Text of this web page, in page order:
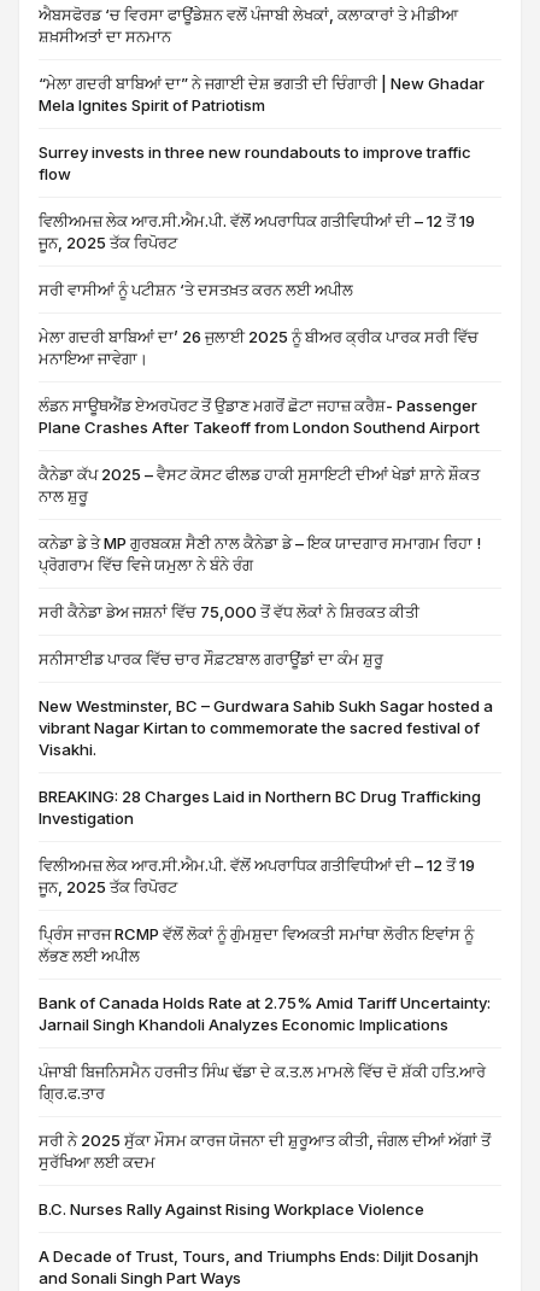
ਐਬਸਫੋਰਡ ‘ਚ ਵਿਰਸਾ ਫਾਊਂਡੇਸ਼ਨ ਵਲੋਂ ਪੰਜਾਬੀ ਲੇਖਕਾਂ, ਕਲਾਕਾਰਾਂ ਤੇ ਮੀਡੀਆ
ਸ਼ਖ਼ਸੀਅਤਾਂ ਦਾ ਸਨਮਾਨ
“ਮੇਲਾ ਗਦਰੀ ਬਾਬਿਆਂ ਦਾ” ਨੇ ਜਗਾਈ ਦੇਸ਼ ਭਗਤੀ ਦੀ ਚਿੰਗਾਰੀ | New Ghadar
Mela Ignites Spirit of Patriotism
Surrey invests in three new roundabouts to improve traffic
flow
ਵਿਲੀਅਮਜ਼ ਲੇਕ ਆਰ.ਸੀ.ਐਮ.ਪੀ. ਵੱਲੋਂ ਅਪਰਾਧਿਕ ਗਤੀਵਿਧੀਆਂ ਦੀ – 12 ਤੋਂ 19
ਜੂਨ, 2025 ਤੱਕ ਰਿਪੋਰਟ
ਸਰੀ ਵਾਸੀਆਂ ਨੂੰ ਪਟੀਸ਼ਨ ‘ਤੇ ਦਸਤਖ਼ਤ ਕਰਨ ਲਈ ਅਪੀਲ
ਮੇਲਾ ਗਦਰੀ ਬਾਬਿਆਂ ਦਾ’ 26 ਜੁਲਾਈ 2025 ਨੂੰ ਬੀਅਰ ਕ੍ਰੀਕ ਪਾਰਕ ਸਰੀ ਵਿੱਚ
ਮਨਾਇਆ ਜਾਵੇਗਾ।
ਲੰਡਨ ਸਾਊਥਐਂਡ ਏਅਰਪੋਰਟ ਤੋਂ ਉਡਾਣ ਮਗਰੋਂ ਛੋਟਾ ਜਹਾਜ਼ ਕਰੈਸ਼- Passenger
Plane Crashes After Takeoff from London Southend Airport
ਕੈਨੇਡਾ ਕੱਪ 2025 – ਵੈਸਟ ਕੋਸਟ ਫੀਲਡ ਹਾਕੀ ਸੁਸਾਇਟੀ ਦੀਆਂ ਖੇਡਾਂ ਸ਼ਾਨੇ ਸ਼ੌਕਤ
ਨਾਲ ਸ਼ੁਰੂ
ਕਨੇਡਾ ਡੇ ਤੇ MP ਗੁਰਬਕਸ਼ ਸੈਣੀ ਨਾਲ ਕੈਨੇਡਾ ਡੇ – ਇਕ ਯਾਦਗਾਰ ਸਮਾਗਮ ਰਿਹਾ !
ਪ੍ਰੋਗਰਾਮ ਵਿੱਚ ਵਿਜੇ ਯਮੁਲਾ ਨੇ ਬੰਨੇ ਰੰਗ
ਸਰੀ ਕੈਨੇਡਾ ਡੇਅ ਜਸ਼ਨਾਂ ਵਿੱਚ 75,000 ਤੋਂ ਵੱਧ ਲੋਕਾਂ ਨੇ ਸ਼ਿਰਕਤ ਕੀਤੀ
ਸਨੀਸਾਈਡ ਪਾਰਕ ਵਿੱਚ ਚਾਰ ਸੌਫ਼ਟਬਾਲ ਗਰਾਊਂਡਾਂ ਦਾ ਕੰਮ ਸ਼ੁਰੂ
New Westminster, BC – Gurdwara Sahib Sukh Sagar hosted a
vibrant Nagar Kirtan to commemorate the sacred festival of
Visakhi.
BREAKING: 28 Charges Laid in Northern BC Drug Trafficking
Investigation
ਵਿਲੀਅਮਜ਼ ਲੇਕ ਆਰ.ਸੀ.ਐਮ.ਪੀ. ਵੱਲੋਂ ਅਪਰਾਧਿਕ ਗਤੀਵਿਧੀਆਂ ਦੀ – 12 ਤੋਂ 19
ਜੂਨ, 2025 ਤੱਕ ਰਿਪੋਰਟ
ਪ੍ਰਿੰਸ ਜਾਰਜ RCMP ਵੱਲੋਂ ਲੋਕਾਂ ਨੂੰ ਗੁੰਮਸ਼ੁਦਾ ਵਿਅਕਤੀ ਸਮਾਂਥਾ ਲੋਰੀਨ ਇਵਾਂਸ ਨੂੰ
ਲੱਭਣ ਲਈ ਅਪੀਲ
Bank of Canada Holds Rate at 2.75% Amid Tariff Uncertainty:
Jarnail Singh Khandoli Analyzes Economic Implications
ਪੰਜਾਬੀ ਬਿਜਨਿਸਮੈਨ ਹਰਜੀਤ ਸਿੰਘ ਢੱਡਾ ਦੇ ਕ.ਤ.ਲ ਮਾਮਲੇ ਵਿੱਚ ਦੋ ਸ਼ੱਕੀ ਹਤਿ.ਆਰੇ
ਗ੍ਰਿ.ਫ.ਤਾਰ
ਸਰੀ ਨੇ 2025 ਸੁੱਕਾ ਮੌਸਮ ਕਾਰਜ ਯੋਜਨਾ ਦੀ ਸ਼ੁਰੂਆਤ ਕੀਤੀ, ਜੰਗਲ ਦੀਆਂ ਅੱਗਾਂ ਤੋਂ
ਸੁਰੱਖਿਆ ਲਈ ਕਦਮ
B.C. Nurses Rally Against Rising Workplace Violence
A Decade of Trust, Tours, and Triumphs Ends: Diljit Dosanjh
and Sonali Singh Part Ways